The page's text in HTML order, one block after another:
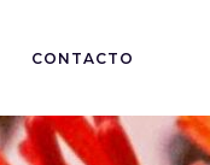
CONTACTO